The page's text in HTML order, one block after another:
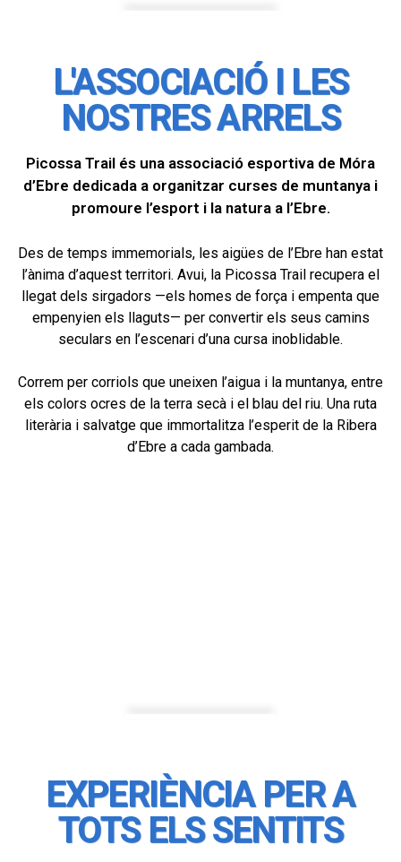
L'ASSOCIACIÓ I LES
NOSTRES ARRELS
Picossa Trail és una associació esportiva de Móra
d’Ebre dedicada a organitzar curses de muntanya i
promoure l’esport i la natura a l’Ebre.
Des de temps immemorials, les aigües de l’Ebre han estat
l’ànima d’aquest territori. Avui, la Picossa Trail recupera el
llegat dels sirgadors —els homes de força i empenta que
empenyien els llaguts— per convertir els seus camins
seculars en l’escenari d’una cursa inoblidable.
Correm per corriols que uneixen l’aigua i la muntanya, entre
els colors ocres de la terra secà i el blau del riu. Una ruta
literària i salvatge que immortalitza l’esperit de la Ribera
d’Ebre a cada gambada.
EXPERIÈNCIA PER A
TOTS ELS SENTITS